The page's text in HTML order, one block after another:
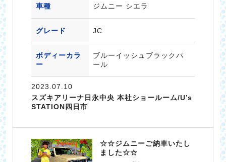
車種 ジムニー シエラ
グレード JC
ボディーカラ
ー
ブルーイッシュブラックパ
ール
2023.07.10
スズキアリーナ日永中央 本社ショールーム/U’s
STATION四日市
☆☆ジムニーご納車いたし
ました☆☆